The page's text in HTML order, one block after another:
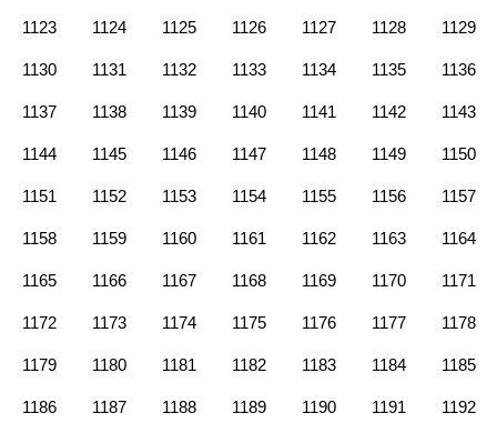
1123 1124 1125 1126 1127 1128 1129
1130 1131 1132 1133 1134 1135 1136
1137 1138 1139 1140 1141 1142 1143
1144 1145 1146 1147 1148 1149 1150
1151 1152 1153 1154 1155 1156 1157
1158 1159 1160 1161 1162 1163 1164
1165 1166 1167 1168 1169 1170 1171
1172 1173 1174 1175 1176 1177 1178
1179 1180 1181 1182 1183 1184 1185
1186 1187 1188 1189 1190 1191 1192